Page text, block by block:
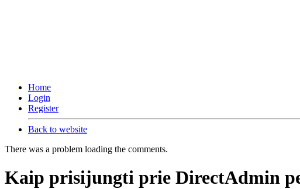
Home
Login
Register
Back to website
There was a problem loading the comments.
Kaip prisijungti prie DirectAdmin